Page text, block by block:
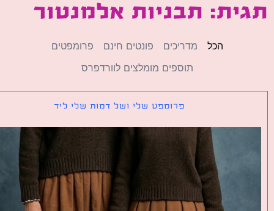
תבניות אלמנטור
מדריכים פונטים חינם
פרומפטים
תוספים מומלצים לוורדפרס
פרומפט שלי ושל דמות שלי ליד